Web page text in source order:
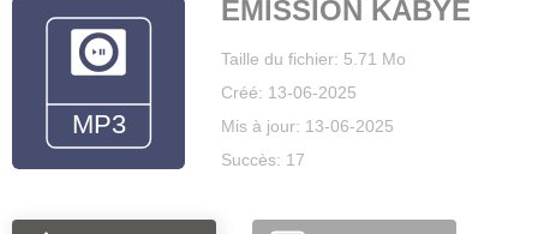
EMISSION KABYE
Taille du fichier: 5.71 Mo
Créé: 13-06-2025
Mis à jour: 13-06-2025
Succès: 17